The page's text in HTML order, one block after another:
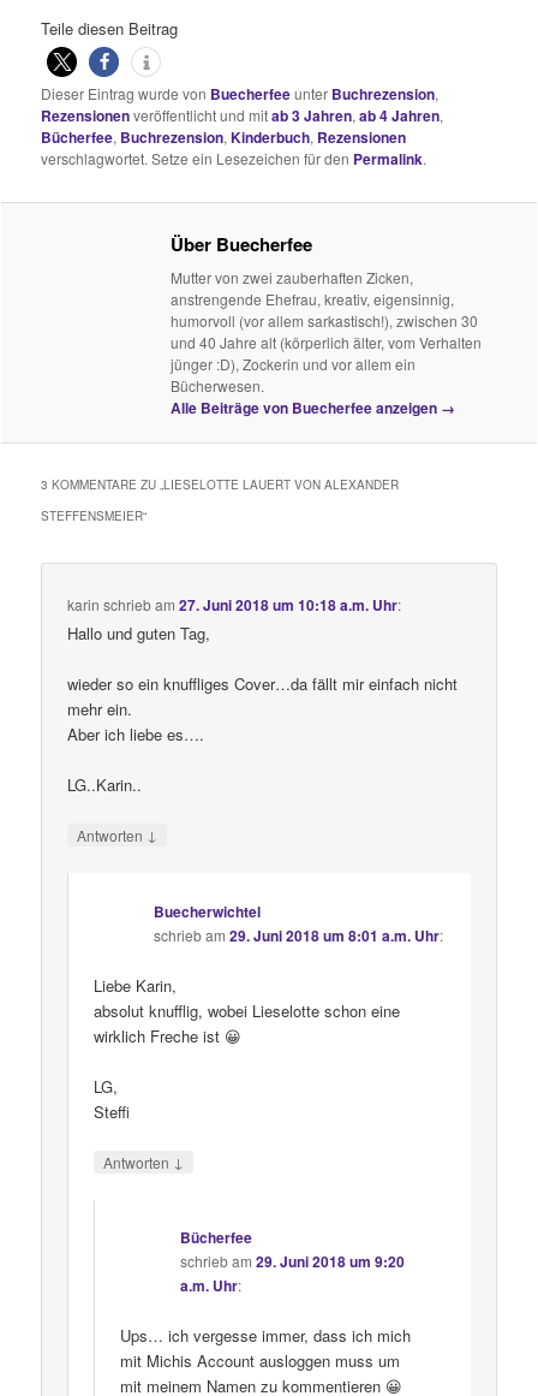
Teile diesen Beitrag
Dieser Eintrag wurde von Buecherfeeunter Buchrezension,
Rezensionenveröffentlicht und mitab 3 Jahren,ab 4 Jahren,
Bücherfee, Buchrezension,Kinderbuch, Rezensionen
verschlagwortet. Setze ein Lesezeichen für den Permalink.
Über Buecherfee
Mutter von zwei zauberhaften Zicken,
anstrengende Ehefrau, kreativ, eigensinnig,
humorvoll (vor allem sarkastisch!), zwischen 30
und 40 Jahre alt (körperlich älter, vom Verhalten
jünger :D), Zockerin und vor allem ein
Bücherwesen.
Alle Beiträge von Buecherfee anzeigen →
3 KOMMENTARE ZU „LIESELOTTE LAUERT VON ALEXANDER
STEFFENSMEIER“
karin schriebam27. Juni 2018 um 10:18 a.m. Uhr:
Hallo und guten Tag,
wieder so ein knuffliges Cover…da fällt mir einfach nicht
mehr ein.
Aber ich liebe es….
LG..Karin..
Antworten ↓
Buecherwichtel
schriebam29. Juni 2018 um 8:01 a.m. Uhr:
Liebe Karin,
absolut knufflig, wobei Lieselotte schon eine
wirklich Freche ist 😀
LG,
Steffi
Antworten ↓
Bücherfee
schriebam29. Juni 2018 um 9:20
a.m. Uhr:
Ups… ich vergesse immer, dass ich mich
mit Michis Account ausloggen muss um
mit meinem Namen zu kommentieren 😀